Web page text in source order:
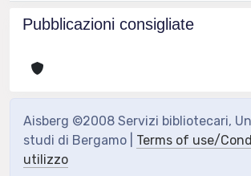
Pubblicazioni consigliate
Aisberg ©2008 Servizi bibliotecari,
studi di Bergamo | Terms of use/
utilizzo